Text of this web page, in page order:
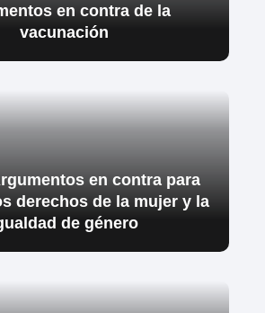
en contra de la
vacunación
en contra para
derechos de la mujer y la
de género